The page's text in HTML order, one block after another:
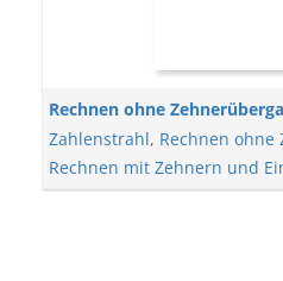
Rechnen ohne
Zahlenstrahl, Rechnen ohne
Rechnen mit Zehnern und